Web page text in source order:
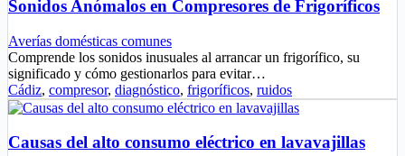
Sonidos Anómalos en Compresores de Frigoríficos
Averías domésticas comunes
Comprende los sonidos inusuales al arrancar un frigorífico, su
significado y cómo gestionarlos para evitar…
Cádiz, compresor, diagnóstico, frigoríficos, ruidos
Causas del alto consumo eléctrico en lavavajillas